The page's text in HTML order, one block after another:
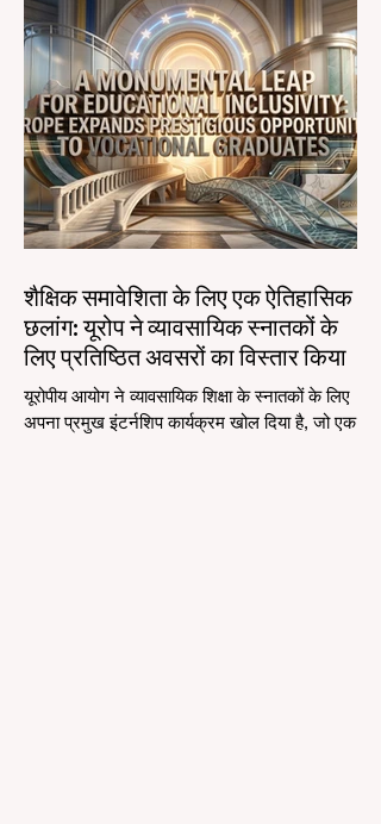
लिए डिज़ाइन किए गए विशेष #कृत्रिम_बुद्धिमत्ता
सहायकों का तेजी से एकीकरण शिक्षण पेशे में क्रांति ला
रहा है। समय लेने वाले प्रशासनिक कार्यों को
सफलतापूर्वक स्वचालित करके, ये उन्नत उपकरण
#शैक्षणिक_उत्कृष्टता और अद्वितीय #छात्र_समर्थन के
एक नए युग की शुरुआत कर रहे हैं, जो भारतीय शिक्षा
शैक्षिक समावेशिता के लिए एक ऐतिहासिक
छलांग: यूरोप ने व्यावसायिक स्नातकों के
लिए प्रतिष्ठित अवसरों का विस्तार किया
यूरोपीय आयोग ने व्यावसायिक शिक्षा के स्नातकों के लिए
अपना प्रमुख इंटर्नशिप कार्यक्रम खोल दिया है, जो एक